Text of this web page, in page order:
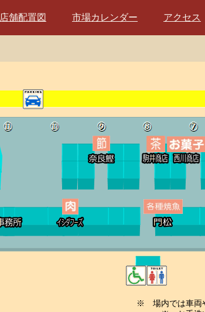
舗配置図 市場カレンダー アクセス
※ 場内では車両